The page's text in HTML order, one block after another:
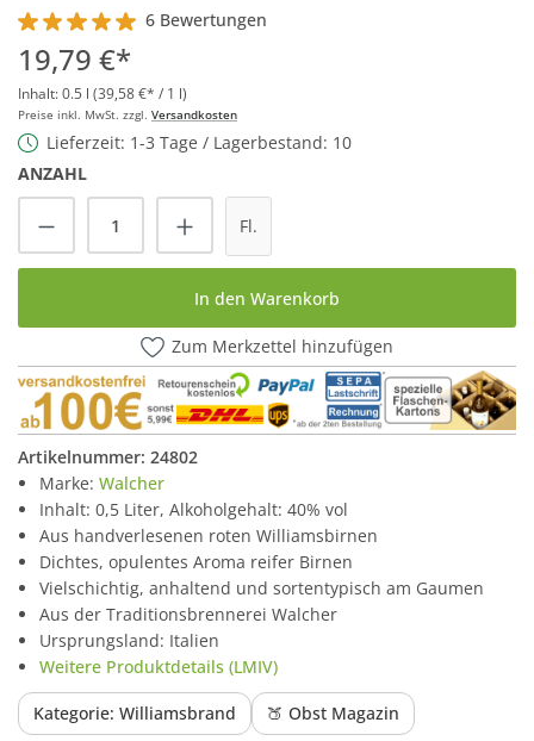
Durchschnittliche Bewertung von 5 von 5 Sternen
6 Bewertungen
19,79 €*
Inhalt:0.5 l (39,58 €* / 1 l)
Preise inkl. MwSt. zzgl. Versandkosten
Lieferzeit: 1-3 Tage / Lagerbestand: 10
ANZAHL
Produkt Anzahl: Gib den gewünschten
Fl.
In den Warenkorb
Zum Merkzettel hinzufügen
Artikelnummer: 24802
Marke: Walcher
Inhalt: 0,5 Liter, Alkoholgehalt: 40% vol
Aus handverlesenen roten Williamsbirnen
Dichtes, opulentes Aroma reifer Birnen
Vielschichtig, anhaltend und sortentypisch am Gaumen
Aus der Traditionsbrennerei Walcher
Ursprungsland: Italien
Weitere Produktdetails (LMIV)
Kategorie: Williamsbrand 🍑 Obst Magazin